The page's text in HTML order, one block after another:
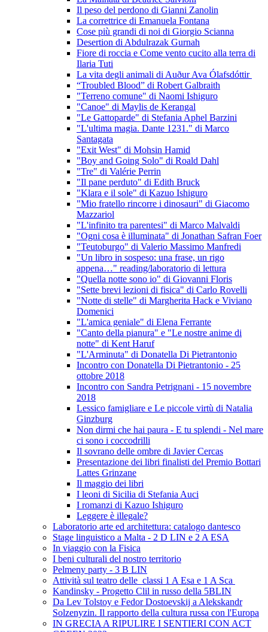
Il peso del perdono di Gianni Zanolin
La correttrice di Emanuela Fontana
Cose più grandi di noi di Giorgio Scianna
Desertion di Abdulrazak Gurnah
Fiore di roccia e Come vento cucito alla terra di
Ilaria Tuti
La vita degli animali di Auður Ava Ólafsdóttir
“Troubled Blood” di Robert Galbraith
"Terreno comune" di Naomi Ishiguro
"Canoe" di Maylis de Kerangal
"Le Gattoparde" di Stefania Aphel Barzini
"L'ultima magia. Dante 1231." di Marco
Santagata
"Exit West" di Mohsin Hamid
"Boy and Going Solo" di Roald Dahl
"Tre" di Valérie Perrin
"Il pane perduto" di Edith Bruck
"Klara e il sole" di Kazuo Ishiguro
"Mio fratello rincorre i dinosauri" di Giacomo
Mazzariol
"L'infinito tra parentesi" di Marco Malvaldi
"Ogni cosa è illuminata" di Jonathan Safran Foer
"Teutoburgo" di Valerio Massimo Manfredi
"Un libro in sospeso: una frase, un rigo
appena…" reading/laboratorio di lettura
"Quella notte sono io" di Giovanni Floris
"Sette brevi lezioni di fisica" di Carlo Rovelli
"Notte di stelle" di Margherita Hack e Viviano
Domenici
"L'amica geniale" di Elena Ferrante
"Canto della pianura" e "Le nostre anime di
notte" di Kent Haruf
"L'Arminuta" di Donatella Di Pietrantonio
Incontro con Donatella Di Pietrantonio - 25
ottobre 2018
Incontro con Sandra Petrignani - 15 novembre
2018
Lessico famigliare e Le piccole virtù di Natalia
Ginzburg
Non dirmi che hai paura - E tu splendi - Nel mare
ci sono i coccodrilli
Il sovrano delle ombre di Javier Cercas
Presentazione dei libri finalisti del Premio Bottari
Lattes Grinzane
Il maggio dei libri
I leoni di Sicilia di Stefania Auci
I romanzi di Kazuo Ishiguro
Leggere è illegale?
Laboratorio arte ed architettura: catalogo dantesco
Stage linguistico a Malta - 2 D LIN e 2 A ESA
In viaggio con la Fisica
I beni culturali del nostro territorio
Pelmeny party - 3 B LIN
Attività sul teatro delle classi 1 A Esa e 1 A Sca
Kandinsky - Progetto Clil in russo della 5BLIN
Da Lev Tolstoy e Fedor Dostoevskij a Alekskandr
Solzenyzin. Il rapporto della cultura russa con l'Europa
IN GRECIA A RIPULIRE I SENTIERI CON ACT